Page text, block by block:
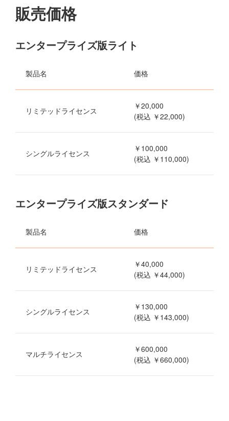
販売価格
エンタープライズ版ライト
製品名 価格
リミテッドライセンス
￥20,000
(税込 ￥22,000)
シングルライセンス
￥100,000
(税込 ￥110,000)
エンタープライズ版スタンダード
製品名 価格
リミテッドライセンス
￥40,000
(税込 ￥44,000)
シングルライセンス
￥130,000
(税込 ￥143,000)
マルチライセンス
￥600,000
(税込 ￥660,000)